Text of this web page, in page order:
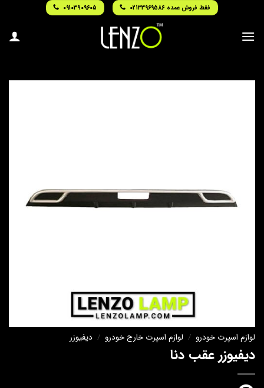
content
فقط فروش عمده 02133969586 09103909605
لوازم اسپرت خودرو / لوازم اسپرت خارج خودرو / دیفیوزر
دیفیوزر عقب دنا